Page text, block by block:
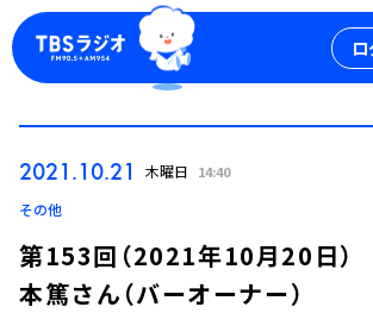
2021.10.21 木曜日 14:40
その他
第153回（2021年10月20日）
本篤さん（バーオーナー）